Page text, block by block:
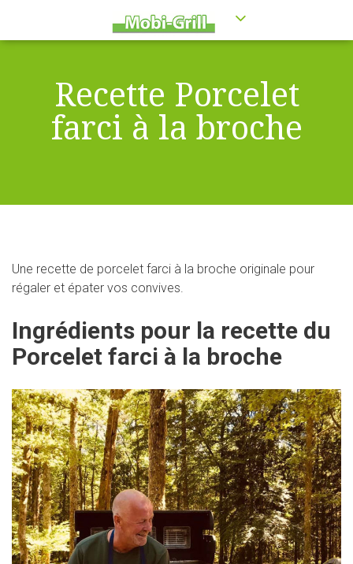
Recette Porcelet
farci à la broche
Une recette de porcelet farci à la broche originale pour
régaler et épater vos convives.
Ingrédients pour la recette du
Porcelet farci à la broche